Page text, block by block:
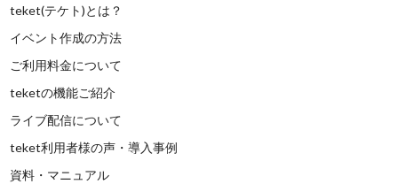
teket(テケト)とは？
イベント作成の方法
ご利用料金について
teketの機能ご紹介
ライブ配信について
teket利用者様の声・導入事例
資料・マニュアル